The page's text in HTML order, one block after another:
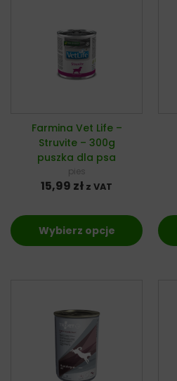
Farmina Vet Life –
Struvite – 300g
puszka dla psa
pies
15,99 zł z VAT
Wybierz opcje